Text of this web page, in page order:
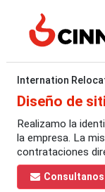
Internation
Diseño de
Realizamo la
la empresa. La
contrataciones